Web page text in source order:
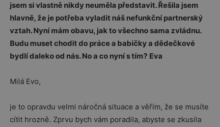
jsem si vlastně nikdy neuměla představit. Řešila jsem
hlavně, že je potřeba vyladit náš nefunkční partnerský
vztah. Nyní mám obavu, jak to všechno sama zvládnu.
Budu muset chodit do práce a babičky a dědečkové
bydlí daleko od nás. No a co nyní s tím? Eva
Milá Evo,
je to opravdu velmi náročná situace a věřím, že se musíte
cítit hrozně. Zprvu bych vám poradila, abyste se zkusila